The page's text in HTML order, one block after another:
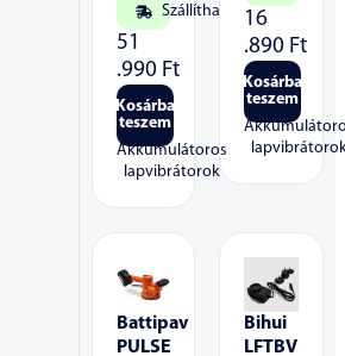
Szállítható
51
.990 Ft
Kosárba
teszem
Akkumulátoros
lapvibrátorok
16
.890 Ft
Kosárba
teszem
Battipav
PULSE
Bihui
LFTBV